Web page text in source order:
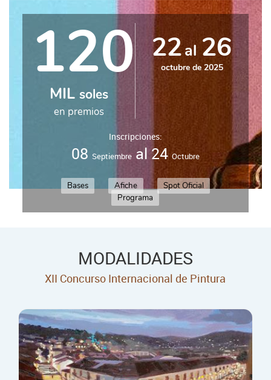
120
MIL soles
en premios
22al 26
octubre de 2025
Inscripciones:
08 Septiembreal 24 Octubre
Bases Afiche
Spot Oficial
Programa
MODALIDADES
XII Concurso Internacional de Pintura